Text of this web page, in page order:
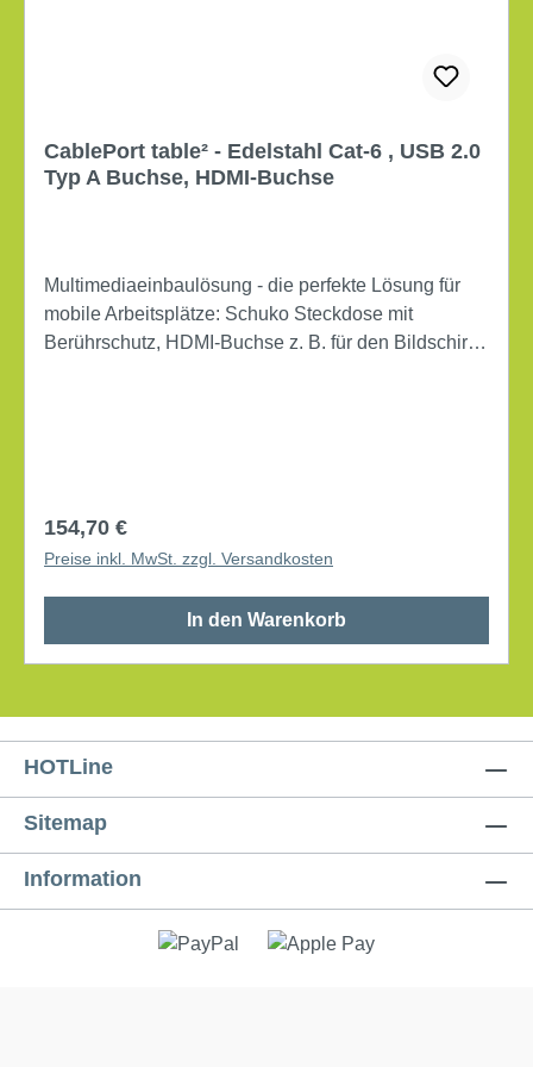
CablePort table² - Edelstahl Cat-6 , USB 2.0
Typ A Buchse, HDMI-Buchse
Multimediaeinbaulösung - die perfekte Lösung für
mobile Arbeitsplätze: Schuko Steckdose mit
Berührschutz, HDMI-Buchse z. B. für den Bildschirm,
Regulärer Preis:
154,70 €
Preise inkl. MwSt. zzgl. Versandkosten
In den Warenkorb
HOTLine
Sitemap
Information